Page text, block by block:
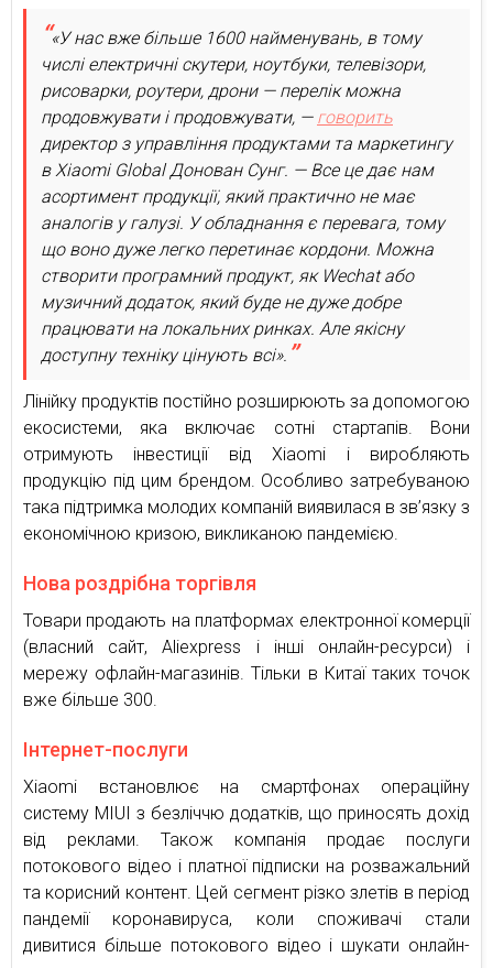
«У нас вже більше 1600 найменувань, в тому
числі електричні скутери, ноутбуки, телевізори,
рисоварки, роутери, дрони — перелік можна
продовжувати і продовжувати, — говорить
директор з управління продуктами та маркетингу
в Xiaomi Global Донован Сунг. — Все це дає нам
асортимент продукції, який практично не має
аналогів у галузі. У обладнання є перевага, тому
що воно дуже легко перетинає кордони. Можна
створити програмний продукт, як Wechat або
музичний додаток, який буде не дуже добре
працювати на локальних ринках. Але якісну
доступну техніку цінують всі».
Лінійку продуктів постійно розширюють за допомогою
екосистеми, яка включає сотні стартапів. Вони
отримують інвестиції від Xiaomi і виробляють
продукцію під цим брендом. Особливо затребуваною
така підтримка молодих компаній виявилася в зв’язку з
економічною кризою, викликаною пандемією.
Нова роздрібна торгівля
Товари продають на платформах електронної комерції
(власний сайт, Aliexpress і інші онлайн-ресурси) і
мережу офлайн-магазинів. Тільки в Китаї таких точок
вже більше 300.
Інтернет-послуги
Xiaomi встановлює на смартфонах операційну
систему MIUI з безліччю додатків, що приносять дохід
від реклами. Також компанія продає послуги
потокового відео і платної підписки на розважальний
та корисний контент. Цей сегмент різко злетів в період
пандемії коронавируса, коли споживачі стали
дивитися більше потокового відео і шукати онлайн-